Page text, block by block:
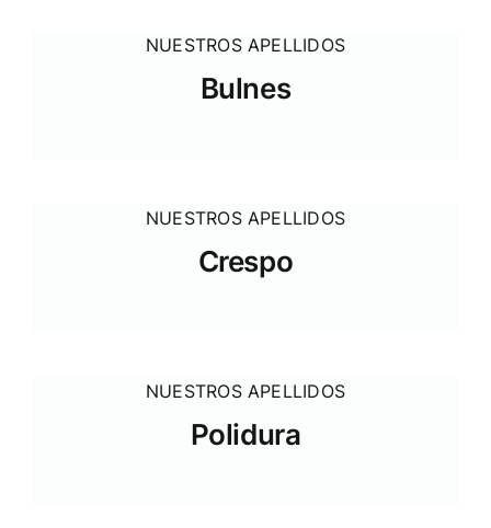
NUESTROS APELLIDOS
Bulnes
NUESTROS APELLIDOS
Crespo
NUESTROS APELLIDOS
Polidura